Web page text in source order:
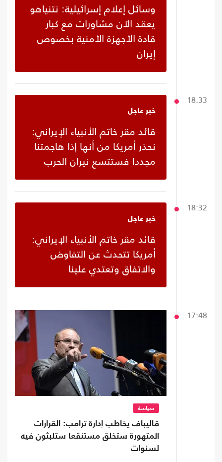
وسائل إعلام إسرائيلية: نتنياهو
يعقد الآن مشاورات مع كبار
قادة الأجهزة الأمنية بخصوص
إيران
18:33
خبر عاجل
قائد مقر خاتم الأنبياء الإيراني:
نحذر أمريكا من أنها إذا هاجمتنا
مجددا فستتسع نيران الحرب
18:32
خبر عاجل
قائد مقر خاتم الأنبياء الإيراني:
أمريكا تتحدث عن التفاوض
والاتفاق وتعتدي علينا
17:48
سياسة
قاليباف يخاطب إدارة ترامب: القرارات
المتهورة ستخلق مستنقعا ستلبثون فيه
لسنوات